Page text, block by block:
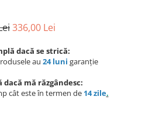
336,00 Lei
dacă se strică:
au 24 luni garanție
dacă mă răzgândesc:
cât este în termen de 14 zile.